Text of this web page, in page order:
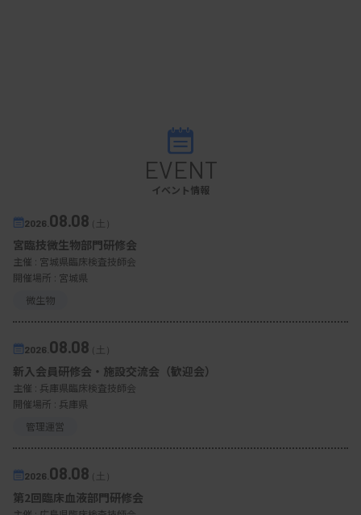
EVENT
イベント情報
2026. 08.08（土）
宮臨技微生物部門研修会
主催 : 宮城県臨床検査技師会
開催場所 : 宮城県
微生物
2026. 08.08（土）
新入会員研修会・施設交流会（歓迎会）
主催 : 兵庫県臨床検査技師会
開催場所 : 兵庫県
管理運営
2026. 08.08（土）
第2回臨床血液部門研修会